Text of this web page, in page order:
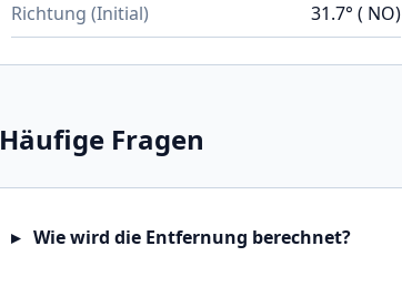
Richtung (Initial) 31.7° ( NO)
Häufige Fragen
Wie wird die Entfernung berechnet?